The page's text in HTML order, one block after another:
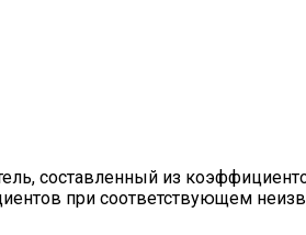
составленный из
при соответствующем